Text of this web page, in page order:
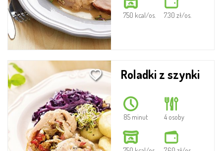
750 kcal/os. 7.30 zł/os.
Roladki z szynki
85 minut 4 osoby